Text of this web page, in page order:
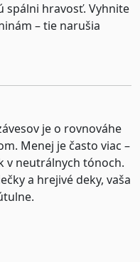
spálni hravosť. Vyhnite
– tie narušia
je o rovnováhe
Menej je často viac –
v neutrálnych tónoch.
a hrejivé deky, vaša